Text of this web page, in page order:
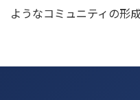
ようなコミュニティの形